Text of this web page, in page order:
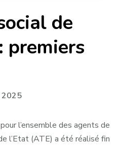
de
premiers
2025
l’ensemble des agents de
l’Etat (ATE) a été réalisé fin